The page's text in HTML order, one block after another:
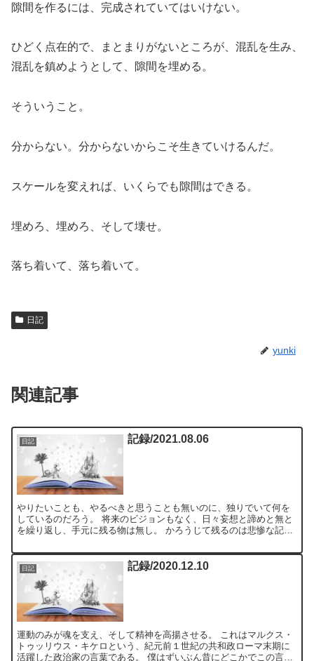
隙間を作るには、完成されていてはいけない。
ひどく点在的で、まとまりがないところが、混乱を生み、
混乱を鎮めようとして、隙間を埋める。
そういうこと。
分からない。分からないからこそ生きていけるんだ。
スケールを変えれば、いくらでも隙間はできる。
埋めろ、埋めろ、そして壊せ。
落ち着いて、落ち着いて。
日記
yunki
関連記事
日記 記録/2021.08.06
やりたいことも、やるべきと思うことも無いのに、独りでいて何を
しているのだろう。 将来のビジョンもなく、日々妄想と諦めと無と
を繰り返し、手元に残る物は無し。 かろうじて残るのは悲惨な記録
日記 記録/2020.12.10
運動のみが魂を支え、そして精神を高揚させる。 これはマルクス・
トゥッリウス・キケロという、紀元前１世紀の共和政ローマ末期に
活躍した政治家の言葉である。 僕はずいぶん昔にどこかでこの言葉